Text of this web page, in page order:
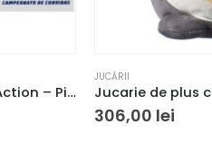
Set de joaca Hot Wheels Action – Pista pentru acceleratii maxime
JUCĂRII
306,00 lei